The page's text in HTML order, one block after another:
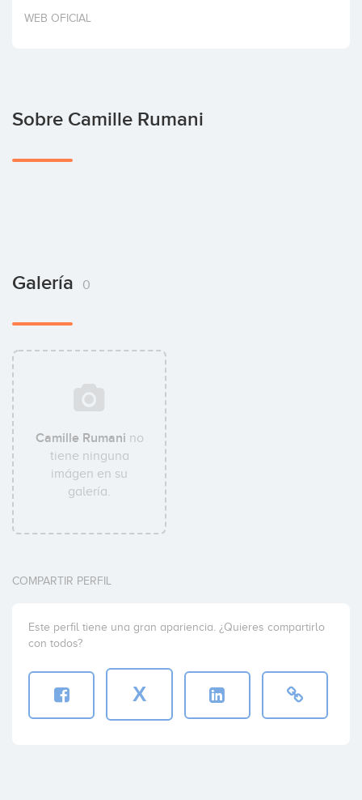
Invertir
WEB OFICIAL
Sobre Camille Rumani
Galería 0
Camille Rumani no
tiene ninguna
imágen en su
galería.
COMPARTIR PERFIL
Este perfil tiene una gran apariencia. ¿Quieres compartirlo
con todos?
X